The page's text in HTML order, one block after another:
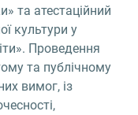
та атестаційний
культури у
Проведення
та публічному
вимог, із